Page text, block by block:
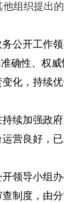
组织提出
公开工作
确性、权
化，持续
续加强政
营良好，
领导小组
制度，由